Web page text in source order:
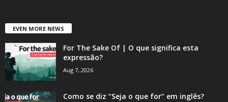
EVEN MORE NEWS
For The Sake Of | O que significa esta
expressão?
Aug 7, 2026
Como se diz “Seja o que for” em inglês?